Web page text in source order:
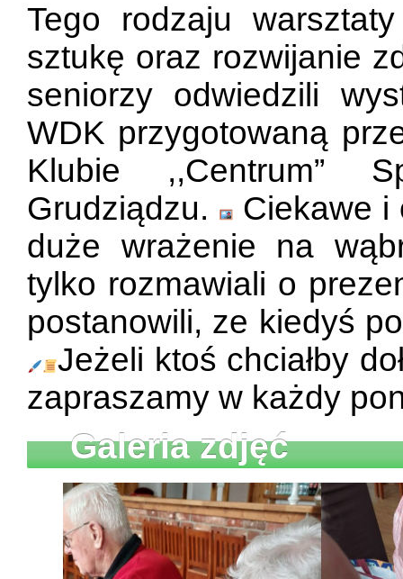
Tego rodzaju
sztukę oraz rozwijanie
seniorzy odwiedzili
WDK przygotowaną
Klubie ,,Centrum”
Grudziądzu.
Ciekawe i
duże wrażenie na
tylko rozmawiali o
postanowili, ze kiedyś
Jeżeli ktoś chciałby
zapraszamy w każdy
Galeria zdjęć